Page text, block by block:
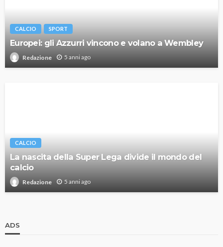
CALCIO SPORT
Europei: gli Azzurri vincono e volano a Wembley
Redazione 5 anni ago
CALCIO
La nascita della Super Lega divide il mondo del
calcio
Redazione 5 anni ago
ADS